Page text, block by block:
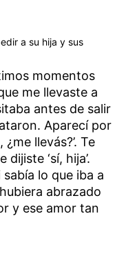
a su hija y sus
momentos
me llevaste a
antes de salir
Aparecí por
llevás?’. Te
‘sí, hija’.
lo que iba a
abrazado
y ese amor tan